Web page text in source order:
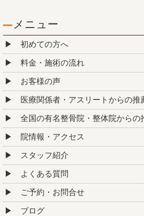
メニュー
初めての方へ
料金・施術の流れ
お客様の声
医療関係者・アスリートからの推
全国の有名整骨院・整体院からの
院情報・アクセス
スタッフ紹介
よくある質問
ご予約・お問合せ
ブログ